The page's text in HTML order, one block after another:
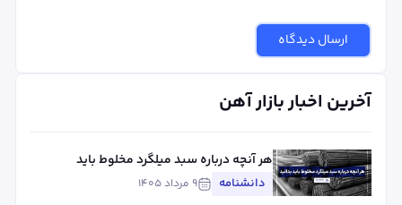
ارسال دیدگاه
آخرین اخبار بازار آهن
هر آنچه درباره سبد میلگرد مخلوط باید
بدانید
دانشنامه ۹ مرداد ۱۴۰۵